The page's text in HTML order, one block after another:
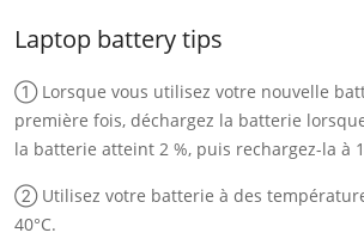
Laptop battery tips
① Lorsque vous utilisez votre nouvelle
première fois, déchargez la batterie
la batterie atteint 2 %, puis rechargez-la à
② Utilisez votre batterie à des
40°C.